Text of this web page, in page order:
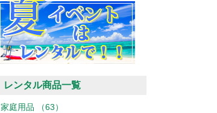
レンタル商品一覧
家庭用品 （63）